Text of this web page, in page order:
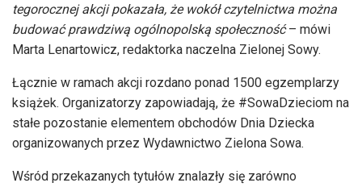
tegorocznej akcji pokazała, że wokół czytelnictwa można
budować prawdziwą ogólnopolską społeczność– mówi
Marta Lenartowicz, redaktorka naczelna Zielonej Sowy.
Łącznie w ramach akcji rozdano ponad 1500 egzemplarzy
książek. Organizatorzy zapowiadają, że #SowaDzieciom na
stałe pozostanie elementem obchodów Dnia Dziecka
organizowanych przez Wydawnictwo Zielona Sowa.
Wśród przekazanych tytułów znalazły się zarówno